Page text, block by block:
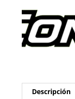
Descripción